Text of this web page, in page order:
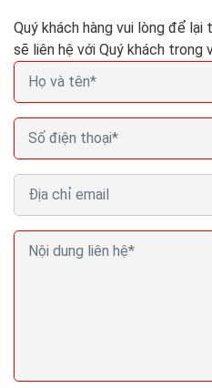
hàng. Hi vọng với những
Quý khách hàng vui lòng để
sẽ liên hệ với Quý khách trong